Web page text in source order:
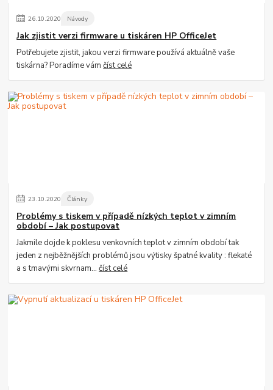
26.10.2020 Návody
Jak zjistit verzi firmware u tiskáren HP OfficeJet
Potřebujete zjistit, jakou verzi firmware používá aktuálně vaše
tiskárna? Poradíme vámčíst celé
23.10.2020 Články
Problémy s tiskem v případě nízkých teplot v zimním
období – Jak postupovat
Jakmile dojde k poklesu venkovních teplot v zimním období tak
jeden z nejběžnějších problémů jsou výtisky špatné kvality : flekaté
a s tmavými skvrnam...číst celé